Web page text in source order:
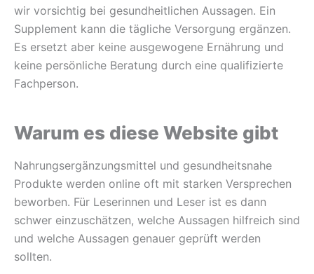
wir vorsichtig bei gesundheitlichen Aussagen. Ein
Supplement kann die tägliche Versorgung ergänzen.
Es ersetzt aber keine ausgewogene Ernährung und
keine persönliche Beratung durch eine qualifizierte
Fachperson.
Warum es diese Website gibt
Nahrungsergänzungsmittel und gesundheitsnahe
Produkte werden online oft mit starken Versprechen
beworben. Für Leserinnen und Leser ist es dann
schwer einzuschätzen, welche Aussagen hilfreich sind
und welche Aussagen genauer geprüft werden
sollten.